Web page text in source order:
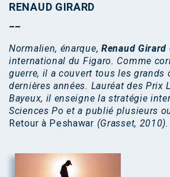
RENAUD GIRARD
Normalien, énarque, Renaud Girard
international du Figaro. Comme
guerre, il a couvert tous les grands
dernières années. Lauréat des Prix
Bayeux, il enseigne la stratégie
Sciences Po et a publié plusieurs
Retour à Peshawar (Grasset, 2010).